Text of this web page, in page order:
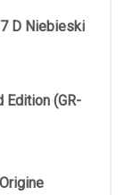
D Niebieski
Edition (GR-